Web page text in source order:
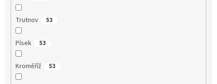
Trutnov 53
Písek 53
Kroměříž 53